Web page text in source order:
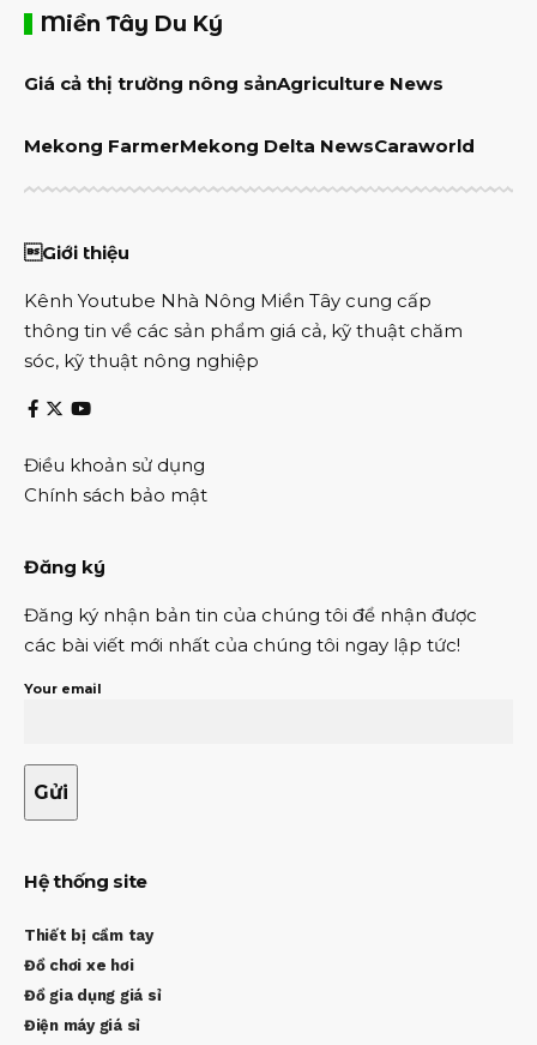
Miền Tây Du Ký
Giá cả thị trường nông sảnAgriculture News
Mekong FarmerMekong Delta NewsCaraworld
Giới thiệu
Kênh Youtube Nhà Nông Miền Tây cung cấp
thông tin về các sản phẩm giá cả, kỹ thuật chăm
sóc, kỹ thuật nông nghiệp
Điều khoản sử dụng
Chính sách bảo mật
Đăng ký
Đăng ký nhận bản tin của chúng tôi để nhận được
các bài viết mới nhất của chúng tôi ngay lập tức!
Your email
Hệ thống site
Thiết bị cầm tay
Đồ chơi xe hơi
Đồ gia dụng giá sỉ
Điện máy giá sỉ